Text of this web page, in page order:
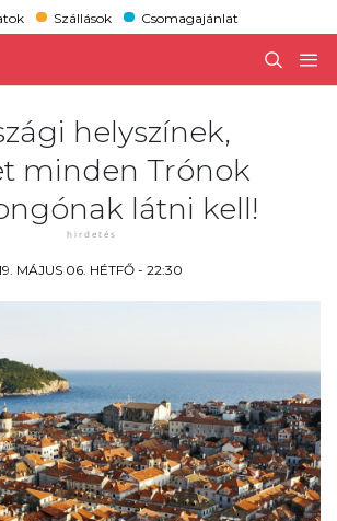
Szállások Csomagajánlat
helyszínek,
minden Trónok
látni kell!
MÁJUS 06. HÉTFŐ - 22:30